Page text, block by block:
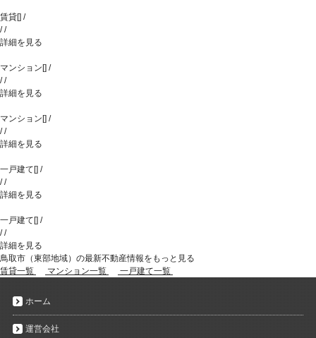
賃貸[] /
//
詳細を見る
マンション [] /
//
詳細を見る
マンション [] /
//
詳細を見る
一戸建て [] /
//
詳細を見る
一戸建て [] /
//
詳細を見る
鳥取市（東部地域）の最新不動産情報をもっと見る
賃貸一覧
マンション一覧 一戸建て一覧
ホーム
運営会社